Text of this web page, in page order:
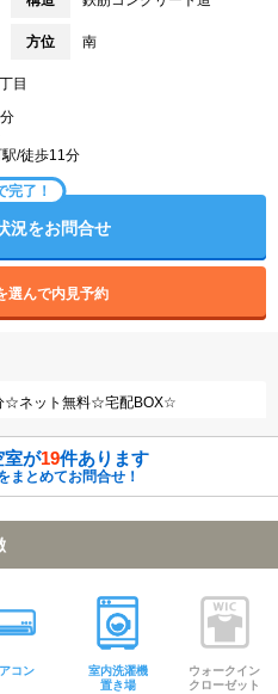
方位 南
目
/徒歩11分
完了！
況をお問合せ
選んで内見予約
☆ネット無料☆宅配BOX☆
室が19件あります
まとめてお問合せ！
コン
室内洗濯機
置き場
ウォークイン
クローゼット